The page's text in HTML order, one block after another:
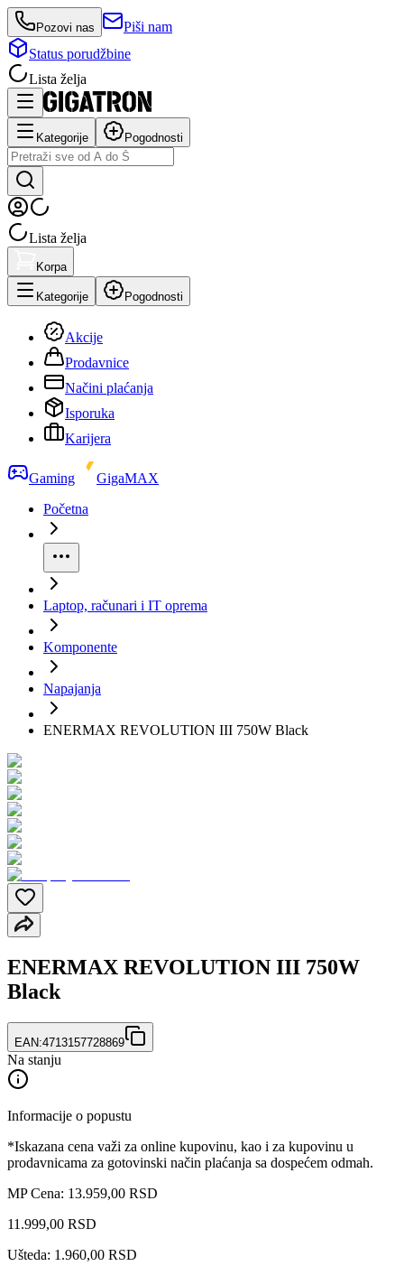
Pozovi nas
Piši nam
Status porudžbine
Lista želja
Kategorije Pogodnosti
Lista želja
Korpa
Kategorije Pogodnosti
Akcije
Prodavnice
Načini plaćanja
Isporuka
Karijera
Gaming
GigaMAX
Početna
Laptop, računari i IT oprema
Komponente
Napajanja
ENERMAX REVOLUTION III 750W Black
ENERMAX REVOLUTION III 750W
Black
EAN:4713157728869
Na stanju
Informacije o popustu
*Iskazana cena važi za online kupovinu, kao i za kupovinu u
prodavnicama za gotovinski način plaćanja sa dospećem odmah.
MP Cena: 13.959,00 RSD
11.999,00 RSD
Ušteda: 1.960,00 RSD